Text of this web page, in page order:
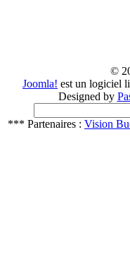
©
Joomla! est un logiciel
Designed by
*** Partenaires : Vision